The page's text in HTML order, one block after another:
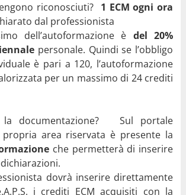
riconosciuti? 1 ECM ogni ora
dal professionista
dell’autoformazione è del 20%
personale. Quindi se l’obbligo
è pari a 120, l’autoformazione
per un massimo di 24 crediti
documentazione? Sul portale
propria area riservata è presente la
che permetterà di inserire
dovrà inserire direttamente
i crediti ECM acquisiti con la